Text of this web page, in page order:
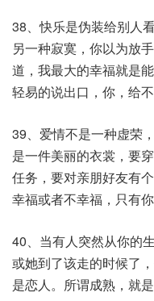
38、快乐是伪装给别人
另一种寂寞，你以为放
道，我最大的幸福就是
轻易的说出口，你，给不
39、爱情不是一种虚荣
是一件美丽的衣裳，要
任务，要对亲朋好友有
幸福或者不幸福，只有你
40、当有人突然从你的
或她到了该走的时候了
是恋人。所谓成熟，就